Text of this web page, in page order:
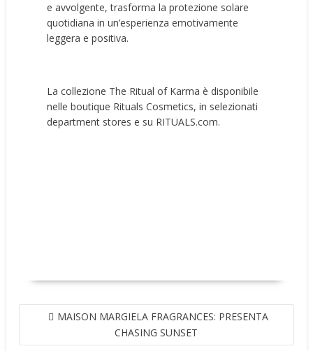
e avvolgente, trasforma la protezione solare
quotidiana in un’esperienza emotivamente
leggera e positiva.
La collezione The Ritual of Karma è disponibile
nelle boutique Rituals Cosmetics, in selezionati
department stores e su RITUALS.com.
NAVIGAZIONE
ARTICOLIMAISON MARGIELA FRAGRANCES: PRESENTA
CHASING SUNSET